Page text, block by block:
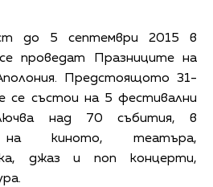
до 5 септември 2015 в
проведат Празниците на
Предстоящото 31-
се състои на 5 фестивални
над 70 събития, в
на киното, театъра,
джаз и поп концерти,